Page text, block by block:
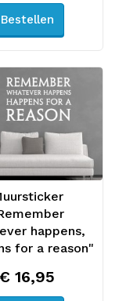
Bestellen
happens,
for a reason"
€ 16,95